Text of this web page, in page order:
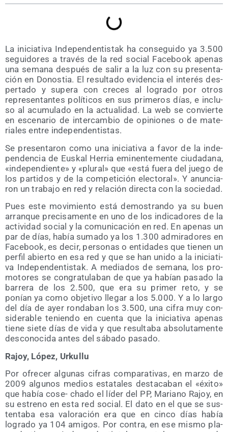
La ini­cia­ti­va Inde­pen­den­tis­tak ha con­se­gui­do ya 3.500
segui­do­res a tra­vés de la red social Face­book ape­nas
una sema­na des­pués de salir a la luz con su pre­sen­ta­
ción en Donos­tia. El resul­ta­do evi­den­cia el inte­rés des­
per­ta­do y supera con cre­ces al logra­do por otros
repre­sen­tan­tes polí­ti­cos en sus pri­me­ros días, e inclu­
so al acu­mu­la­do en la actua­li­dad. La web se con­vier­te
en esce­na­rio de inter­cam­bio de opi­nio­nes o de mate­
ria­les entre independentistas.
Se pre­sen­ta­ron como una ini­cia­ti­va a favor de la inde­
pen­den­cia de Eus­kal Herria emi­nen­te­men­te ciu­da­da­na,
«inde­pen­dien­te» y «plu­ral» que «está fue­ra del jue­go de
los par­ti­dos y de la com­pe­ti­ción elec­to­ral». Y anun­cia­
ron un tra­ba­jo en red y rela­ción direc­ta con la sociedad.
Pues este movi­mien­to está demos­tran­do ya su buen
arran­que pre­ci­sa­men­te en uno de los indi­ca­do­res de la
acti­vi­dad social y la comu­ni­ca­ción en red. En ape­nas un
par de días, había suma­do ya los 1.300 admi­ra­do­res en
Face­book, es decir, per­so­nas o enti­da­des que tie­nen un
per­fil abier­to en esa red y que se han uni­do a la ini­cia­ti­
va Inde­pen­den­tis­tak. A media­dos de sema­na, los pro­
mo­to­res se con­gra­tu­la­ban de que ya habían pasa­do la
barre­ra de los 2.500, que era su pri­mer reto, y se
ponían ya como obje­ti­vo lle­gar a los 5.000. Y a lo lar­go
del día de ayer ron­da­ban los 3.500, una cifra muy con­
si­de­ra­ble tenien­do en cuen­ta que la ini­cia­ti­va ape­nas
tie­ne sie­te días de vida y que resul­ta­ba abso­lu­ta­men­te
des­co­no­ci­da antes del sába­do pasado.
Rajoy, López, Urkullu
Por ofre­cer algu­nas cifras com­pa­ra­ti­vas, en mar­zo de
2009 algu­nos medios esta­ta­les des­ta­ca­ban el «éxi­to»
que había cose- cha­do el líder del PP, Mariano Rajoy, en
su estreno en esta red social. El dato en el que se sus­
ten­ta­ba esa valo­ra­ción era que en cin­co días había
logra­do ya 104 ami­gos. Por con­tra, en ese mis­mo pla­